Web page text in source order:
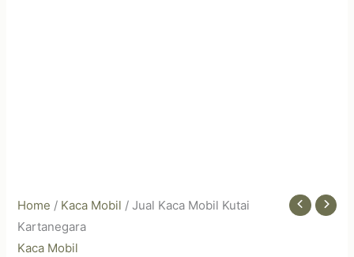
Home / Kaca Mobil / Jual Kaca Mobil Kutai
Kartanegara
Kaca Mobil